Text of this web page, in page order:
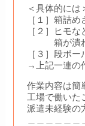
＜具体的には
［１］箱詰
［２］ヒモ
箱が潰れ
［３］段ボ
→上記一連の
作業内容は簡
工場で働いた
派遣未経験の